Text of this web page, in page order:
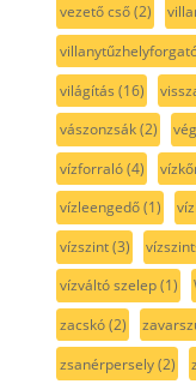
vezető cső(2)
világítás (16)
vászonzsák(2)
vízforraló(4)
vízleengedő(1)
vízszint(3)
vízváltó szelep(1)
zacskó(2)
zsanérpersely(2)